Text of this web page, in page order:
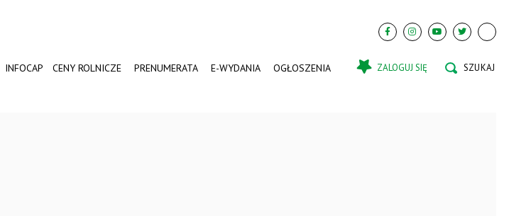
INFOCAP CENY ROLNICZE PRENUMERATA E-WYDANIA OGŁOSZENIA ZALOGUJ SIĘ